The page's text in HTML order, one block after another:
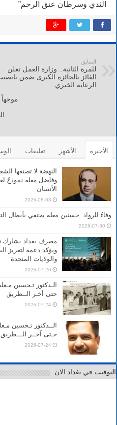
الثدي وسرطان عنق الرحم”
السابق
للمرة الثانية.. وزارة العمل تعلن
الفائز بالجائزة الكبرى ضمن
الرعاية الخيري
موجهاً
الأخيرة الأشهر تعليقات
النهضة لا تصنعها
وفاضل معلة نموذجٌ
الأنسان
2026-08-03
وفاءٌ للرواد..حسنين معلة يحتفي بأبطال
2026-07-30
مصرف بغداد يشارك
ويؤكد دعمه لتعزيز
والولايات المتحدة
2026-07-26
الـدكتور تـحسين
حتى أخـر الــطريق
2026-07-24
الــدكتور تـحسين
حـتى آخــر الـــطريق
2026-07-24
التوقيت في بغداد الان